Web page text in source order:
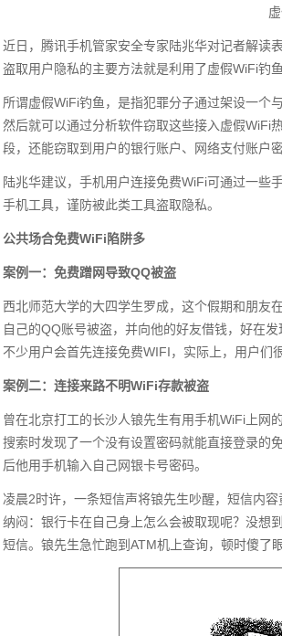
近日，腾讯手机管家安全专家陆兆华对记者解读
盗取用户隐私的主要方法就是利用了虚假WiFi钓
所谓虚假WiFi钓鱼，是指犯罪分子通过架设一个
然后就可以通过分析软件窃取这些接入虚假WiFi
段，还能窃取到用户的银行账户、网络支付账户
陆兆华建议，手机用户连接免费WiFi可通过一些
手机工具，谨防被此类工具盗取隐私。
公共场合免费WiFi陷阱多
案例一：免费蹭网导致QQ被盗
西北师范大学的大四学生罗成，这个假期和朋友
自己的QQ账号被盗，并向他的好友借钱，好在
不少用户会首先连接免费WIFI，实际上，用户们
案例二：连接来路不明WiFi存款被盗
曾在北京打工的长沙人锒先生有用手机WiFi上网
搜索时发现了一个没有设置密码就能直接登录的
后他用手机输入自己网银卡号密码。
凌晨2时许，一条短信声将锒先生吵醒，短信内
纳闷：银行卡在自己身上怎么会被取现呢？没想
短信。锒先生急忙跑到ATM机上查询，顿时傻了